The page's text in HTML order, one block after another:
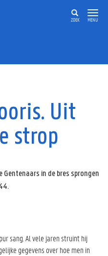
ZOEK MENU
Uit
strop
Gentenaars in de bres sprongen
sang. Al vele jaren struint hij
gegevens over hoe men in